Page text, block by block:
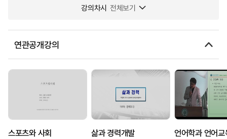
강의차시 전체보기
연관공개강의
스포츠와 사회 삶과 경력개발 언어학과 언어교